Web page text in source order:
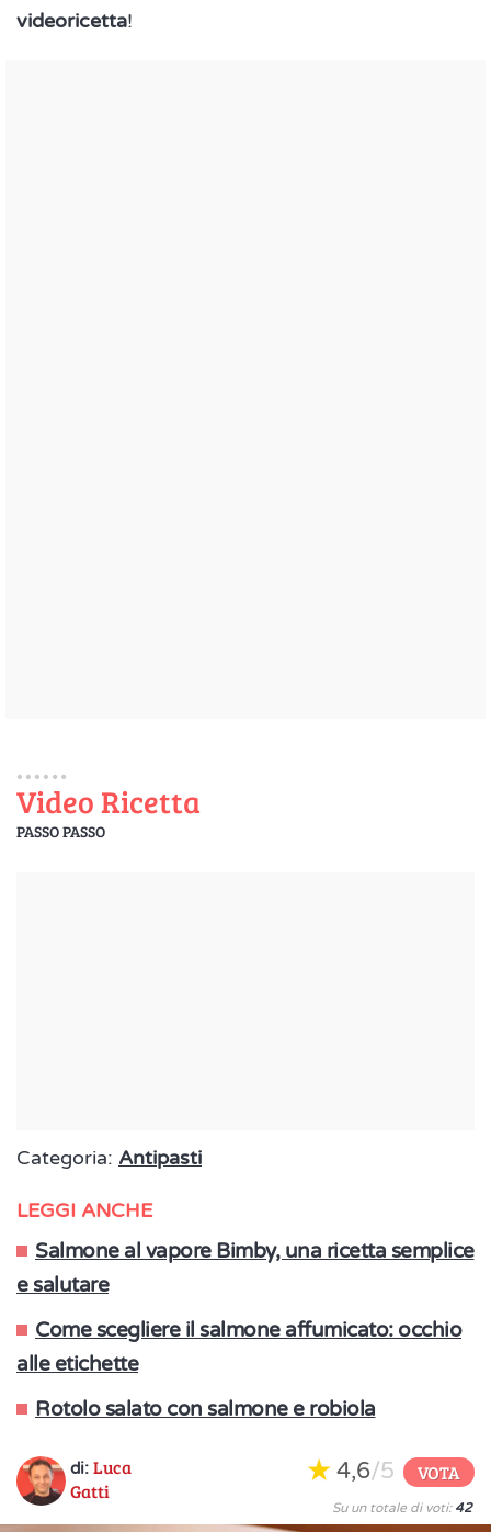
videoricetta!
Video Ricetta
PASSO PASSO
Categoria: Antipasti
LEGGI ANCHE
Salmone al vapore Bimby, una ricetta semplice
e salutare
Come scegliere il salmone affumicato: occhio
alle etichette
Rotolo salato con salmone e robiola
di: Luca
Gatti
4,6/5 VOTA
Su un totale di voti: 42